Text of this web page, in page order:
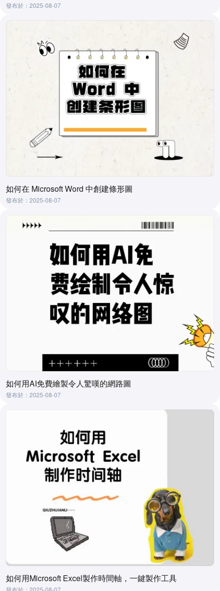
發布於：2025-08-07
如何在 Microsoft Word 中創建條形圖
發布於：2025-08-07
如何用AI免費繪製令人驚嘆的網路圖
發布於：2025-08-07
如何用Microsoft Excel製作時間軸，一鍵製作工具
發布於：2025-08-07